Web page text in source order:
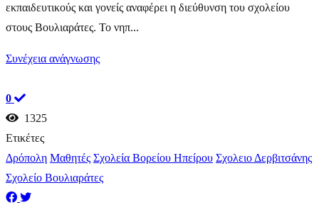
εκπαιδευτικούς και γονείς αναφέρει η διεύθυνση του σχολείου
στους Βουλιαράτες. Το νηπ...
Συνέχεια ανάγνωσης
0
1325
Ετικέτες
Δρόπολη Μαθητές Σχολεία Βορείου Ηπείρου Σχολειο Δερβιτσάνης
Σχολείο Βουλιαράτες